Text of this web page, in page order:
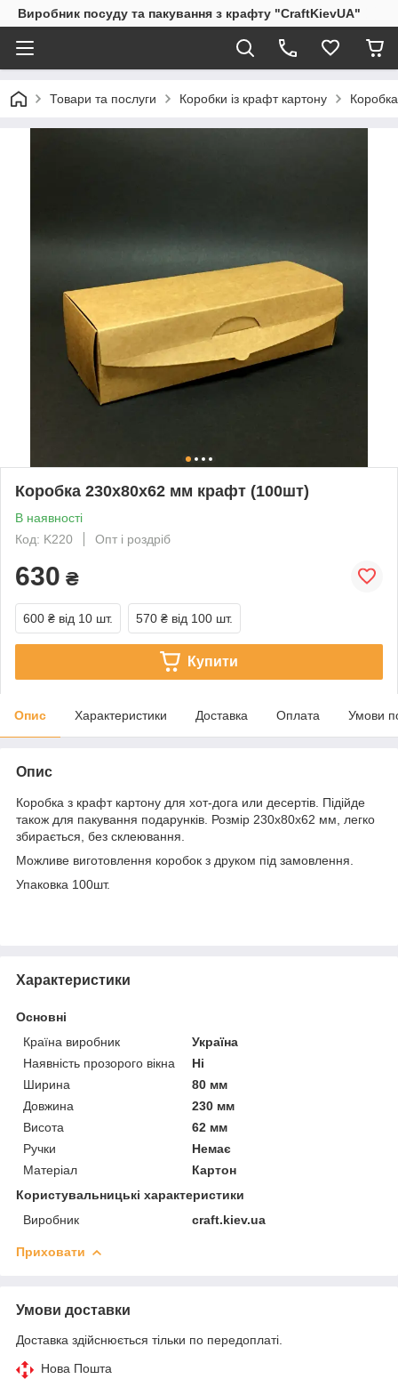
Виробник посуду та пакування з крафту "CraftKievUA"
Товари та послуги Коробки із крафт картону
Коробка 230х80х62 мм крафт (100шт)
В наявності
Код: K220
Опт і роздріб
630 ₴
600 ₴ від 10 шт. 570 ₴ від 100 шт.
Купити
Опис Характеристики Доставка Оплата Умови
Опис
Коробка з крафт картону для хот-дога или десертів. Підійде
також для пакування подарунків. Розмір 230х80х62 мм, легко
збирається, без склеювання.
Можливе виготовлення коробок з друком під замовлення.
Упаковка 100шт.
Характеристики
Основні
Країна виробник
Україна
Наявність прозорого вікна
Ні
Ширина
80 мм
Довжина
230 мм
Висота
62 мм
Ручки
Немає
Матеріал
Картон
Користувальницькі характеристики
Виробник
craft.kiev.ua
Приховати
Умови доставки
Доставка здійснюється тільки по передоплаті.
Нова Пошта